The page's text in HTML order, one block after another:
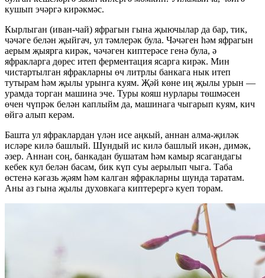
кушып эчәргә кирәкмәс.
Кырлыган (иван-чай) яфрагын гына җыючылар да бар, тик,
чәчәге белән җыйгач, ул тәмлерәк була. Чәчәген һәм яфрагын
аерым җыярга кирәк, чәчәген киптерәсе генә була, ә
яфракларга дөрес итеп ферментация ясарга кирәк. Мин
чистартылган яфракларны өч литрлы банкага нык итеп
тутырам һәм җылы урынга куям. Җәй көне иң җылы урын —
урамда торган машина эче. Туры кояш нурлары төшмәсен
өчен чүпрәк белән каплыйм да, машинага чыгарып куям, кич
өйгә алып керәм.
Башта ул яфраклардан үлән исе аңкый, аннан алма-җиләк
исләре килә башлый. Шундый ис килә башлый икән, димәк,
әзер. Аннан соң, банкадан бушатам һәм камыр ясагандагы
кебек кул белән басам, бик күп суы аерылып чыга. Таба
өстенә кәгазь җәям һәм калган яфракларны шунда таратам.
Аны аз гына җылы духовкага киптерергә куеп торам.